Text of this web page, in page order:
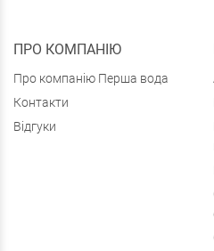
ПРО КОМПАНІЮ
Про компанію Перша вода
Контакти
Відгуки